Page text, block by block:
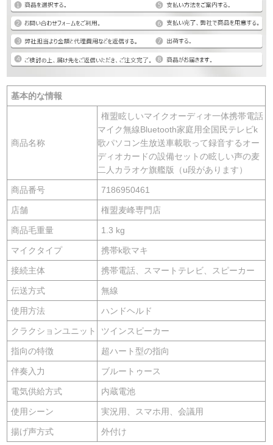
基本的な情報
商品名称
権盟眩しいマイクオーディオ一体携帯電話
マイク無線Bluetooth家庭用全国民テレビk
歌パソコン生放送車載歌って録音するオー
ディオカードの設備セットの眩しい声の麦
二人カラオケ旗艦版（u段があります）
商品番号 7186950461
店舗 権盟麦峰専門店
商品毛重量 1.3 kg
マイクタイプ 携帯k歌マキ
接続主体 携帯電話、スマートテレビ、スピーカー
伝送方式 無線
使用方法 ハンドヘルド
クラクションユニット ツインスピーカー
指向の特徴 超ハート型の指向
伴奏入力 ブルートゥース
電気供給方式 内蔵電池
使用シーン 実況用、スマホ用、会議用
揚げ声方式 外付け